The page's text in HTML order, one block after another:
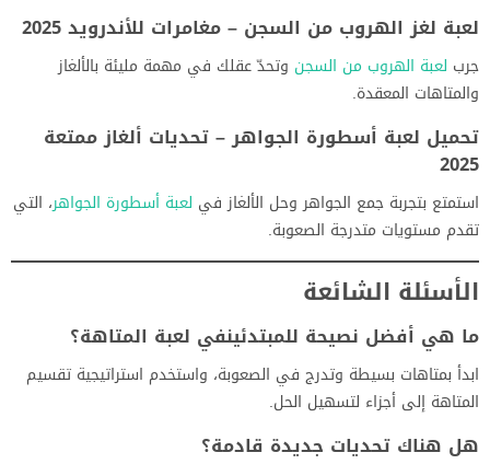
لعبة لغز الهروب من السجن – مغامرات للأندرويد 2025
جرب لعبة الهروب من السجن وتحدّ عقلك في مهمة مليئة بالألغاز
والمتاهات المعقدة.
تحميل لعبة أسطورة الجواهر – تحديات ألغاز ممتعة
2025
استمتع بتجربة جمع الجواهر وحل الألغاز في لعبة أسطورة الجواهر، التي
تقدم مستويات متدرجة الصعوبة.
الأسئلة الشائعة
ما هي أفضل نصيحة للمبتدئينفي لعبة المتاهة؟
ابدأ بمتاهات بسيطة وتدرج في الصعوبة، واستخدم استراتيجية تقسيم
المتاهة إلى أجزاء لتسهيل الحل.
هل هناك تحديات جديدة قادمة؟